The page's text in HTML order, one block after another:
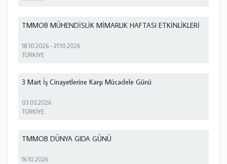
TMMOB MÜHENDİSLİK MİMARLIK HAFTASI ETKİNLİKLERİ
18.10.2026 -21.10.2026
TÜRKİYE
3 Mart İş Cinayetlerine Karşı Mücadele Günü
03.03.2026
TÜRKİYE
TMMOB DÜNYA GIDA GÜNÜ
16.10.2026